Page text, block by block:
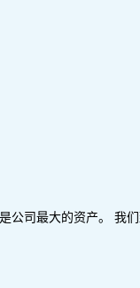
公司最大的资产。 我